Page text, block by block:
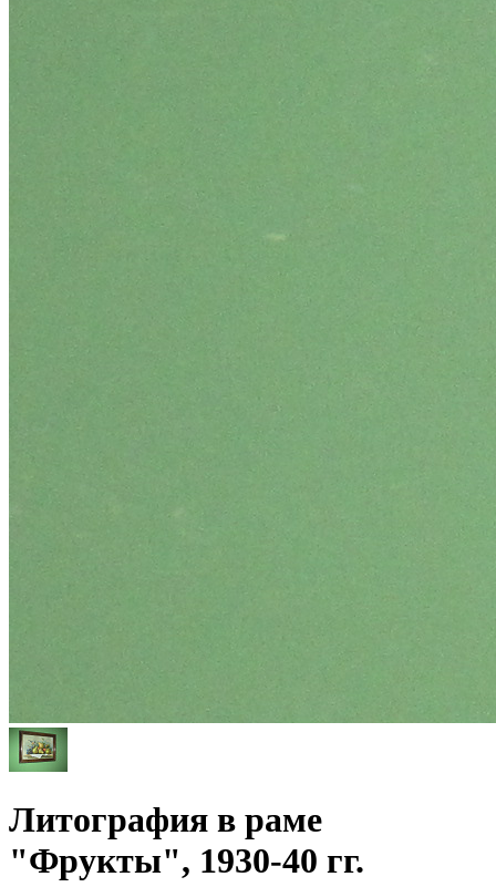
Литография в раме
"Фрукты", 1930-40 гг.